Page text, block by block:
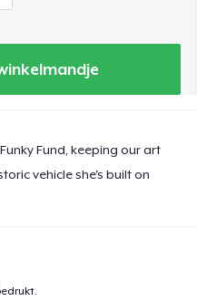
Fund, keeping our art
vehicle she's built on